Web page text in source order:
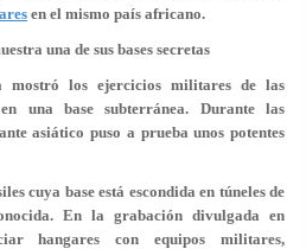
en el mismo país africano.
una de sus bases secretas
mostró los ejercicios militares de las
una base subterránea. Durante las
asiático puso a prueba unos potentes
cuya base está escondida en túneles de
En la grabación divulgada en
hangares con equipos militares,